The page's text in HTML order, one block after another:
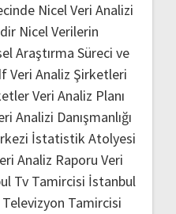
Nicel Veri Analizi
Nicel Verilerin
Araştırma Süreci ve
Veri Analiz Şirketleri
Veri Analiz Planı
Analizi Danışmanlığı
İstatistik Atolyesi
Analiz Raporu Veri
Tv Tamircisi İstanbul
Tamircisi